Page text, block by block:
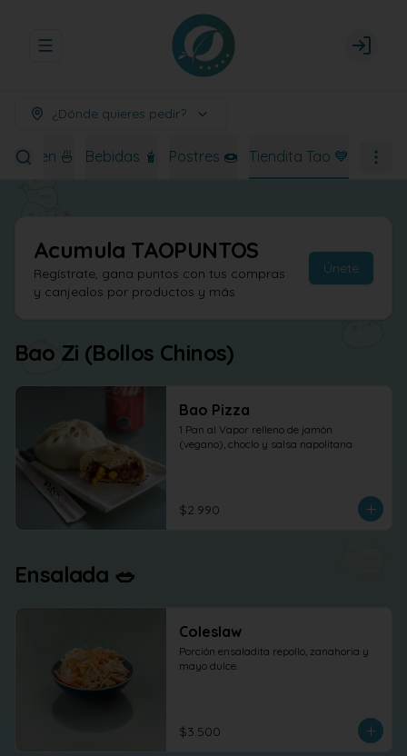
Abrir menu de navegación Login
¿Dónde quieres pedir?
Ramen 🍜 Bebidas 🧋 Postres 🍩 Tiendita Tao 💙
Acumula TAOPUNTOS
Regístrate, gana puntos con tus compras
y canjealos por productos y más
Únete
Bao Zi (Bollos Chinos)
Bao Pizza
1 Pan al Vapor relleno de jamón
(vegano), choclo y salsa napolitana
$2.990
Ensalada 🥗
Coleslaw
Porción ensaladita repollo, zanahoria y
mayo dulce.
$3.500